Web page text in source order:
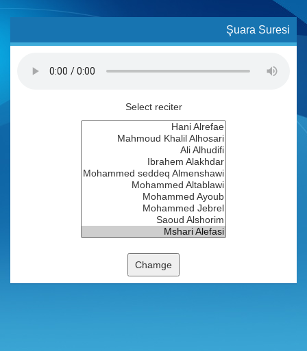
Şuara Suresi
Select reciter